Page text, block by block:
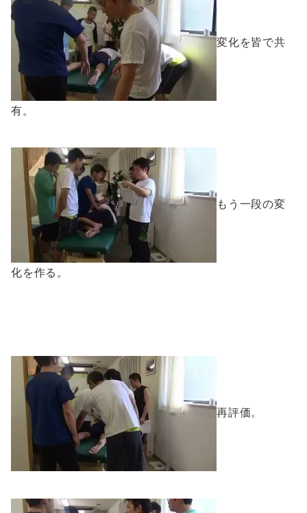
変化を皆で共
有。
もう一段の変
化を作る。
再評価。